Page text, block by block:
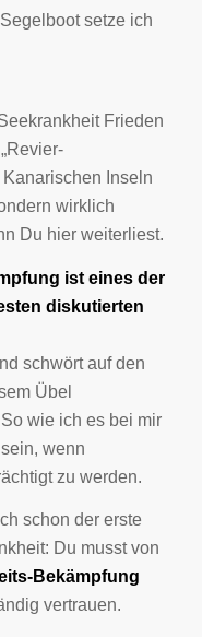
setze ich
Frieden
Inseln
wirklich
Du hier weiterliest.
ist eines der
diskutierten
schwört auf den
Übel
wie ich es bei mir
wenn
zu werden.
schon der erste
Du musst von
Bekämpfung
vertrauen.